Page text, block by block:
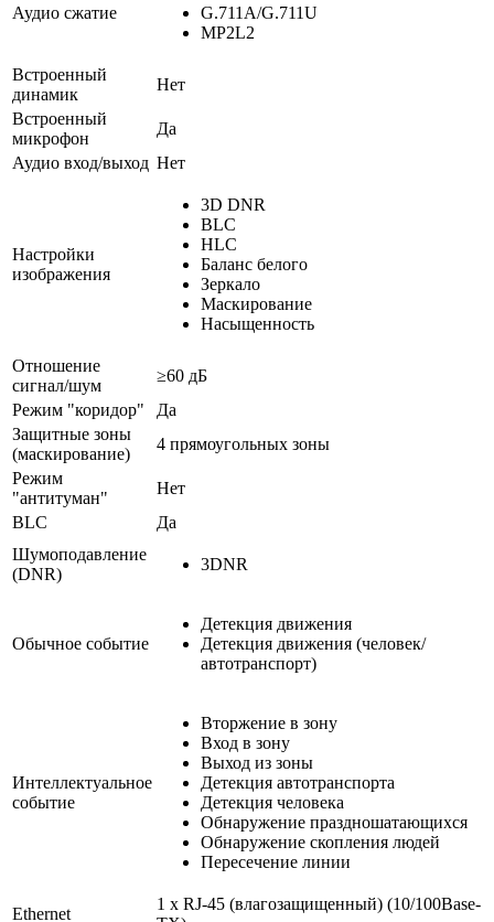
Аудио сжатие
G.711A/G.711U
MP2L2
Встроенный
динамик
Нет
Встроенный
микрофон
Да
Аудио вход/выход Нет
Настройки
изображения
3D DNR
BLC
HLC
Баланс белого
Зеркало
Маскирование
Насыщенность
Отношение
сигнал/шум
≥60 дБ
Режим "коридор"
Да
Защитные зоны
(маскирование)
4 прямоугольных зоны
Режим
"антитуман"
Нет
BLC
Да
Шумоподавление
(DNR)
3DNR
Обычное событие
Детекция движения
Детекция движения (человек/
автотранспорт)
Интеллектуальное
событие
Вторжение в зону
Вход в зону
Выход из зоны
Детекция автотранспорта
Детекция человека
Обнаружение праздношатающихся
Обнаружение скопления людей
Пересечение линии
Ethernet
1 х RJ-45 (влагозащищенный) (10/100Base-